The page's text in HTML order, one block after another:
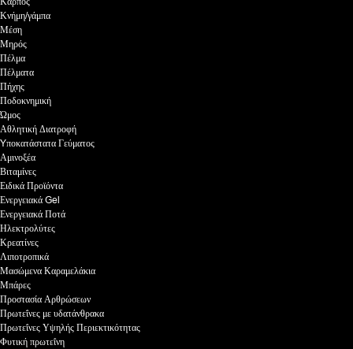
Κνήμη/γάμπα
Μέση
Μηρός
Πέλμα
Πέλματα
Πήχης
Ποδοκνημική
Ώμος
Αθλητική Διατροφή
Yποκατάστατα Γεύματος
Αμινοξέα
Βιταμίνες
Ειδικά Προϊόντα
Ενεργειακά Gel
Ενεργειακά Ποτά
Ηλεκτρολύτες
Κρεατίνες
Λιποτροπικά
Μασώμενα Καραμελάκια
Μπάρες
Προστασία Αρθρώσεων
Πρωτεΐνες με υδατάνθρακα
Πρωτεΐνες Υψηλής Περιεκτικότητας
Φυτική πρωτεΐνη